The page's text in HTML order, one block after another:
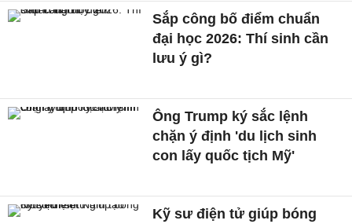
Sắp công bố điểm chuẩn
đại học 2026: Thí sinh cần
lưu ý gì?
Ông Trump ký sắc lệnh
chặn ý định 'du lịch sinh
con lấy quốc tịch Mỹ'
Kỹ sư điện tử giúp bóng